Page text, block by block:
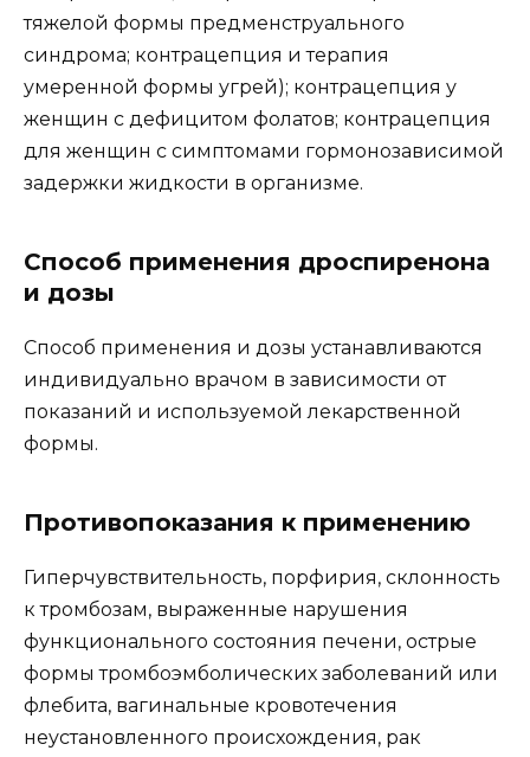
тяжелой формы предменструального
синдрома; контрацепция и терапия
умеренной формы угрей); контрацепция у
женщин с дефицитом фолатов; контрацепция
для женщин с симптомами гормонозависимой
задержки жидкости в организме.
Способ применения дроспиренона
и дозы
Способ применения и дозы устанавливаются
индивидуально врачом в зависимости от
показаний и используемой лекарственной
формы.
Противопоказания к применению
Гиперчувствительность, порфирия, склонность
к тромбозам, выраженные нарушения
функционального состояния печени, острые
формы тромбоэмболических заболеваний или
флебита, вагинальные кровотечения
неустановленного происхождения, рак